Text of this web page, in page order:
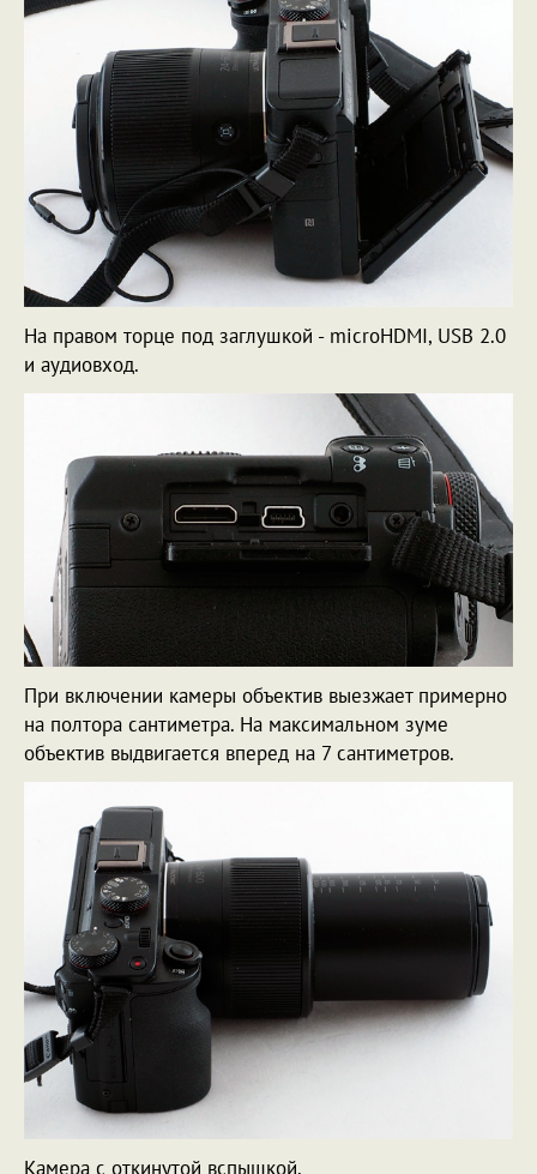
На правом торце под заглушкой - microHDMI, USB 2.0
и аудиовход.
При включении камеры объектив выезжает примерно
на полтора сантиметра. На максимальном зуме
объектив выдвигается вперед на 7 сантиметров.
Камера с откинутой вспышкой.